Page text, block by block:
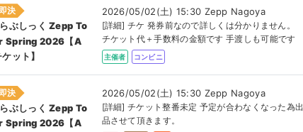
決
ぶしっく Zepp To
Spring 2026【A
ット】
2026/05/02(土) 15:30 Zepp Nagoya
[詳細] チケ 発券前なので詳しくは分かりません。
チケット代＋手数料の金額です 手渡しも可能です
主催者 コンビニ
決
ぶしっく Zepp To
Spring 2026【A
2026/05/02(土) 15:30 Zepp Nagoya
[詳細] チケット整番未定 予定が合わなくなった為出
品させて頂きます。